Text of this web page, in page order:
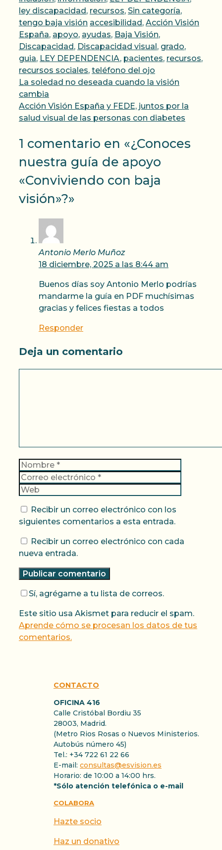
ley discapacidad, recursos, Sin categoría,
tengo baja visión Etiquetas
accesibilidad, Acción Visión
España, apoyo, ayudas, Baja Visión,
Discapacidad, Discapacidad visual, grado,
guia, LEY DEPENDENCIA, pacientes, recursos,
recursos sociales, teléfono del ojo
La soledad no deseada cuando la visión
cambia
Acción Visión España y FEDE, juntos por la
salud visual de las personas con diabetes
1 comentario en «¿Conoces
nuestra guía de apoyo
«Conviviendo con baja
visión»?»
Antonio Merlo Muñoz
18 diciembre, 2025 a las 8:44 am
Buenos días soy Antonio Merlo podrías
mandarme la guía en PDF muchísimas
gracias y felices fiestas a todos
Responder
Deja un comentario
Nombre
Recibir un correo electrónico con los
siguientes comentarios a esta entrada.
Recibir un correo electrónico con cada
nueva entrada.
Sí, agrégame a tu lista de correos.
Este sitio usa Akismet para reducir el spam.
Aprende cómo se procesan los datos de tus
comentarios.
CONTACTO
OFICINA 416
Calle Cristóbal Bordiu 35
28003, Madrid.
(Metro Rios Rosas o Nuevos Ministerios.
Autobús número 45)
Tel.: +34 722 61 22 66
E-mail: consultas@esvision.es
Horario: de 10:00 a 14:00 hrs.
*Sólo atención telefónica o e-mail
COLABORA
Hazte socio
Haz un donativo